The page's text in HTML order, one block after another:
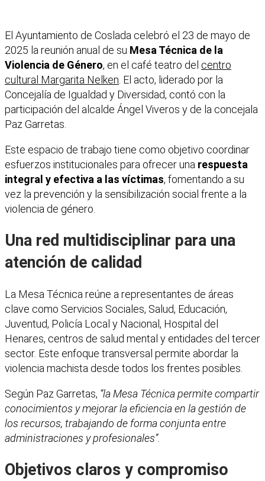
El Ayuntamiento de Coslada celebró el 23 de mayo de
2025 la reunión anual de su Mesa Técnica de la
Violencia de Género, en el café teatro del centro
cultural Margarita Nelken. El acto, liderado por la
Concejalía de Igualdad y Diversidad, contó con la
participación del alcalde Ángel Viveros y de la concejala
Paz Garretas.
Este espacio de trabajo tiene como objetivo coordinar
esfuerzos institucionales para ofrecer una respuesta
integral y efectiva a las víctimas, fomentando a su
vez la prevención y la sensibilización social frente a la
violencia de género.
Una red multidisciplinar para una
atención de calidad
La Mesa Técnica reúne a representantes de áreas
clave como Servicios Sociales, Salud, Educación,
Juventud, Policía Local y Nacional, Hospital del
Henares, centros de salud mental y entidades del tercer
sector. Este enfoque transversal permite abordar la
violencia machista desde todos los frentes posibles.
Según Paz Garretas, “la Mesa Técnica permite compartir
conocimientos y mejorar la eficiencia en la gestión de
los recursos, trabajando de forma conjunta entre
administraciones y profesionales”.
Objetivos claros y compromiso